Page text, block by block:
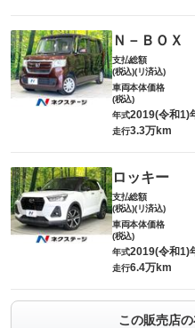
Ｎ－ＢＯＸ
支払総額
(税込)(リ済込)
車両本体価格
(税込)
年式2019(令和1)
走行3.3万km
ロッキー
支払総額
(税込)(リ済込)
車両本体価格
(税込)
年式2019(令和1)
走行6.4万km
この販売店